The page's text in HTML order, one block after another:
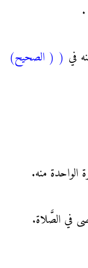
.
في ( ( الصحيح)
الواحدة منه.
في الصَّلاة.